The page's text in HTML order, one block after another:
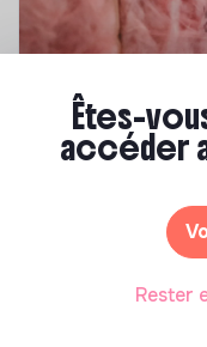
Compétences &
Top 8 des
énergétique
Êtes-
accéder
Rester